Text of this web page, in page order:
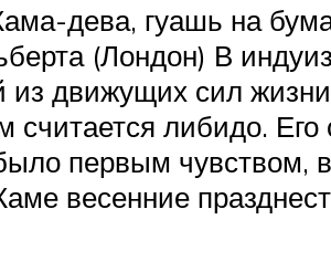
дева, гуашь на
(Лондон) В
из движущих сил
считается либидо.
первым чувством,
весенние